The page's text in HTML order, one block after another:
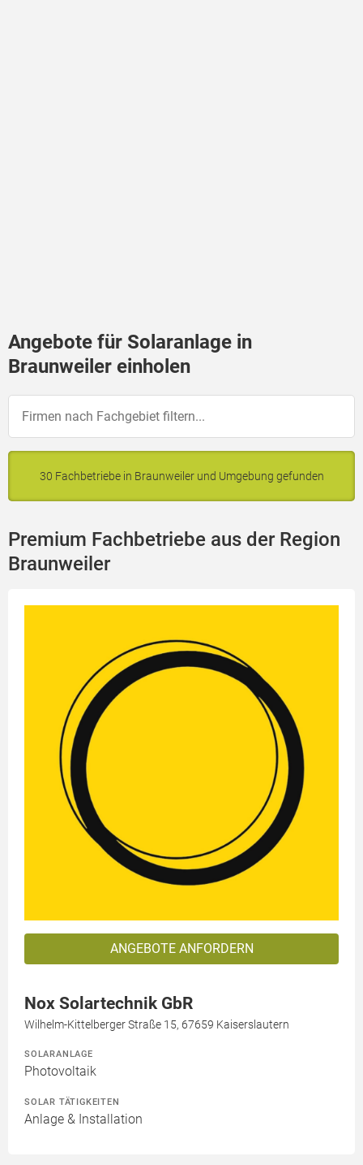
Angebote für Solaranlage in
Braunweiler einholen
30 Fachbetriebe in Braunweiler und Umgebung gefunden
Premium Fachbetriebe aus der Region
Braunweiler
ANGEBOTE ANFORDERN
Nox Solartechnik GbR
Wilhelm-Kittelberger Straße 15, 67659 Kaiserslautern
SOLARANLAGE
Photovoltaik
SOLAR TÄTIGKEITEN
Anlage & Installation